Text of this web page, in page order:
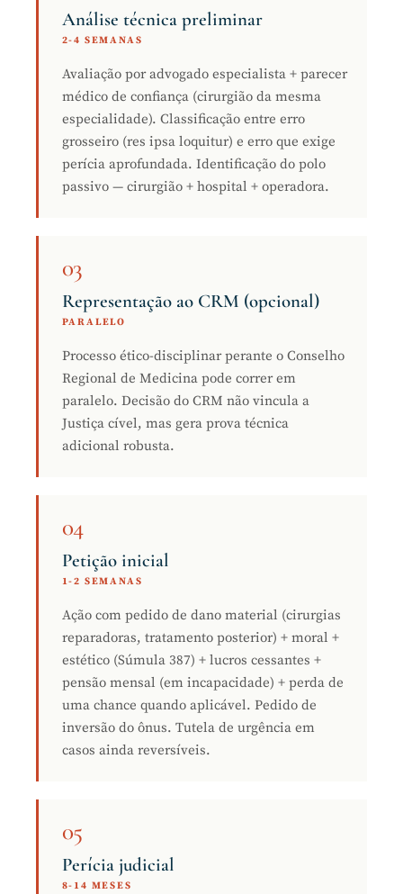
Análise técnica preliminar
2-4 SEMANAS
Avaliação por advogado especialista + parecer
médico de confiança (cirurgião da mesma
especialidade). Classificação entre erro
grosseiro (res ipsa loquitur) e erro que exige
perícia aprofundada. Identificação do polo
passivo — cirurgião + hospital + operadora.
03
Representação ao CRM (opcional)
PARALELO
Processo ético-disciplinar perante o Conselho
Regional de Medicina pode correr em
paralelo. Decisão do CRM não vincula a
Justiça cível, mas gera prova técnica
adicional robusta.
04
Petição inicial
1-2 SEMANAS
Ação com pedido de dano material (cirurgias
reparadoras, tratamento posterior) + moral +
estético (Súmula 387) + lucros cessantes +
pensão mensal (em incapacidade) + perda de
uma chance quando aplicável. Pedido de
inversão do ônus. Tutela de urgência em
casos ainda reversíveis.
05
Perícia judicial
8-14 MESES